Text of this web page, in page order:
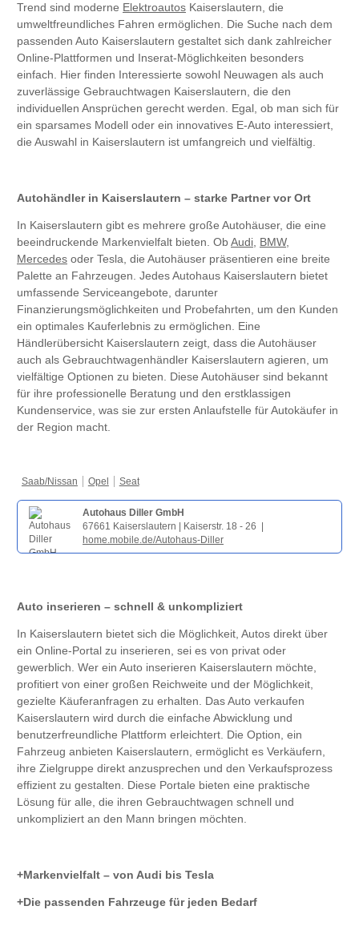
Trend sind moderne Elektroautos Kaiserslautern, die
umweltfreundliches Fahren ermöglichen. Die Suche nach dem
passenden Auto Kaiserslautern gestaltet sich dank zahlreicher
Online-Plattformen und Inserat-Möglichkeiten besonders
einfach. Hier finden Interessierte sowohl Neuwagen als auch
zuverlässige Gebrauchtwagen Kaiserslautern, die den
individuellen Ansprüchen gerecht werden. Egal, ob man sich für
ein sparsames Modell oder ein innovatives E-Auto interessiert,
die Auswahl in Kaiserslautern ist umfangreich und vielfältig.
Autohändler in Kaiserslautern – starke Partner vor Ort
In Kaiserslautern gibt es mehrere große Autohäuser, die eine
beeindruckende Markenvielfalt bieten. ObAudi, BMW,
Mercedes oder Tesla, die Autohäuser präsentieren eine breite
Palette an Fahrzeugen. Jedes Autohaus Kaiserslautern bietet
umfassende Serviceangebote, darunter
Finanzierungsmöglichkeiten und Probefahrten, um den Kunden
ein optimales Kauferlebnis zu ermöglichen. Eine
Händlerübersicht Kaiserslautern zeigt, dass die Autohäuser
auch als Gebrauchtwagenhändler Kaiserslautern agieren, um
vielfältige Optionen zu bieten. Diese Autohäuser sind bekannt
für ihre professionelle Beratung und den erstklassigen
Kundenservice, was sie zur ersten Anlaufstelle für Autokäufer in
der Region macht.
Saab/Nissan Opel Seat
Autohaus Diller GmbH
67661 Kaiserslautern | Kaiserstr. 18 - 26 |
home.mobile.de/Autohaus-Diller
Auto inserieren – schnell & unkompliziert
In Kaiserslautern bietet sich die Möglichkeit, Autos direkt über
ein Online-Portal zu inserieren, sei es von privat oder
gewerblich. Wer ein Auto inserieren Kaiserslautern möchte,
profitiert von einer großen Reichweite und der Möglichkeit,
gezielte Käuferanfragen zu erhalten. Das Auto verkaufen
Kaiserslautern wird durch die einfache Abwicklung und
benutzerfreundliche Plattform erleichtert. Die Option, ein
Fahrzeug anbieten Kaiserslautern, ermöglicht es Verkäufern,
ihre Zielgruppe direkt anzusprechen und den Verkaufsprozess
effizient zu gestalten. Diese Portale bieten eine praktische
Lösung für alle, die ihren Gebrauchtwagen schnell und
unkompliziert an den Mann bringen möchten.
Markenvielfalt – von Audi bis Tesla
Die passenden Fahrzeuge für jeden Bedarf